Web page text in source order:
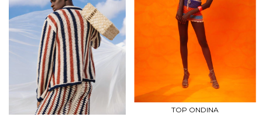
TOP ONDINA